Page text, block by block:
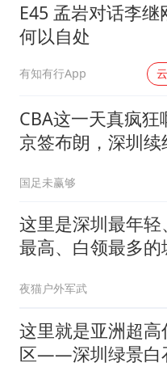
E45 孟岩对话李继
何以自处
有知有行App
CBA这一天真疯狂
京签布朗，深圳续
国足未赢够
这里是深圳最年轻
最高、白领最多的
夜猫户外军武
这里就是亚洲超高
区——深圳绿景白